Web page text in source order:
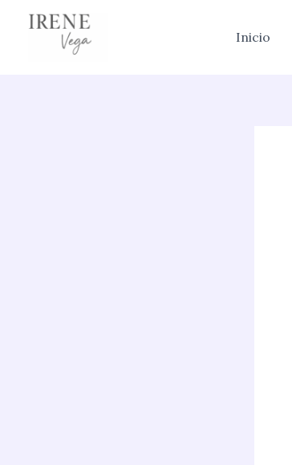
Inicio